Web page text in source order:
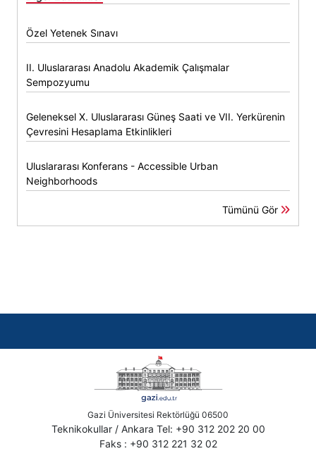
Özel Yetenek Sınavı
II. Uluslararası Anadolu Akademik Çalışmalar
Sempozyumu
Geleneksel X. Uluslararası Güneş Saati ve VII. Yerkürenin
Çevresini Hesaplama Etkinlikleri
Uluslararası Konferans - Accessible Urban
Neighborhoods
Tümünü Gör
Gazi Üniversitesi Rektörlüğü 06500
Teknikokullar / Ankara Tel: +90 312 202 20 00
Faks : +90 312 221 32 02